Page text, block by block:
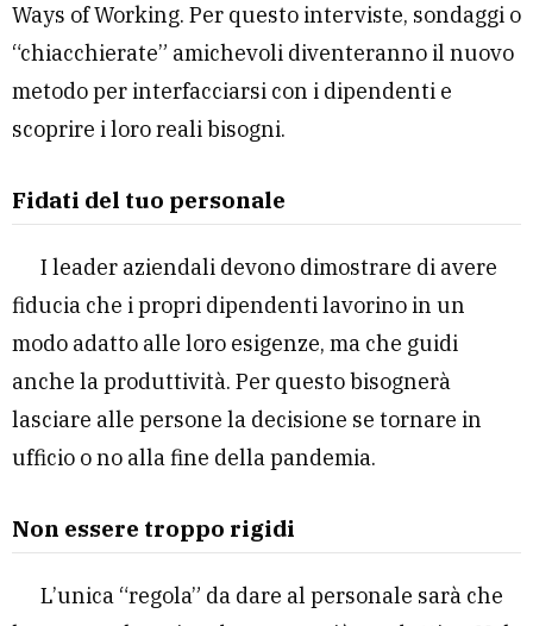
Ways of Working. Per questo interviste, sondaggi o
“chiacchierate” amichevoli diventeranno il nuovo
metodo per interfacciarsi con i dipendenti e
scoprire i loro reali bisogni.
Fidati del tuo personale
I leader aziendali devono dimostrare di avere
fiducia che i propri dipendenti lavorino in un
modo adatto alle loro esigenze, ma che guidi
anche la produttività. Per questo bisognerà
lasciare alle persone la decisione se tornare in
ufficio o no alla fine della pandemia.
Non essere troppo rigidi
L’unica “regola” da dare al personale sarà che